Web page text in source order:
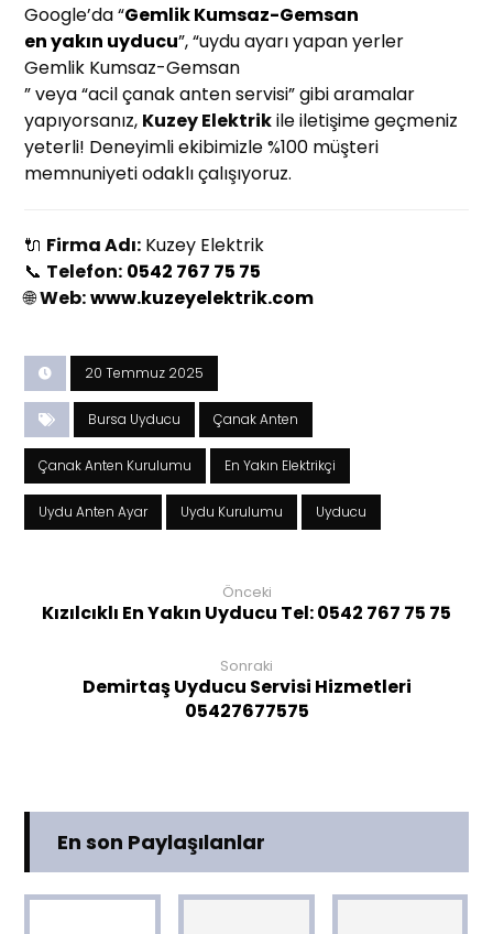
Google’da “Gemlik Kumsaz-Gemsan
en yakın uyducu”, “uydu ayarı yapan yerler
Gemlik Kumsaz-Gemsan
” veya “acil çanak anten servisi” gibi aramalar
yapıyorsanız, Kuzey Elektrikile iletişime geçmeniz
yeterli! Deneyimli ekibimizle %100 müşteri
memnuniyeti odaklı çalışıyoruz.
🔌 Firma Adı: Kuzey Elektrik
📞 Telefon: 0542 767 75 75
🌐Web:www.kuzeyelektrik.com
20 Temmuz 2025
Bursa Uyducu Çanak Anten
Çanak Anten Kurulumu En Yakın Elektrikçi
Uydu Anten Ayar Uydu Kurulumu Uyducu
Önceki
Kızılcıklı En Yakın Uyducu Tel: 0542 767 75 75
Sonraki
Demirtaş Uyducu Servisi Hizmetleri
05427677575
En son Paylaşılanlar